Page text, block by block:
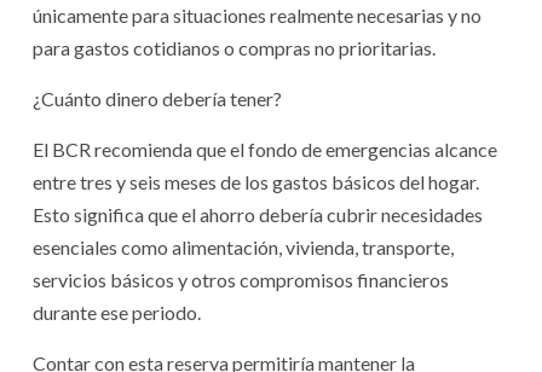
únicamente para situaciones realmente necesarias y no
para gastos cotidianos o compras no prioritarias.
¿Cuánto dinero debería tener?
El BCR recomienda que el fondo de emergencias alcance
entre tres y seis meses de los gastos básicos del hogar.
Esto significa que el ahorro debería cubrir necesidades
esenciales como alimentación, vivienda, transporte,
servicios básicos y otros compromisos financieros
durante ese periodo.
Contar con esta reserva permitiría mantener la